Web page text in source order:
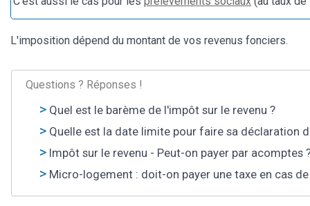
L'imposition dépend du montant de vos revenus fonciers.
Questions ? Réponses !
Quel est le barème de l'impôt sur le revenu ?
Quelle est la date limite pour faire sa déclaration
Impôt sur le revenu - Peut-on payer par acomptes
Micro-logement : doit-on payer une taxe en cas